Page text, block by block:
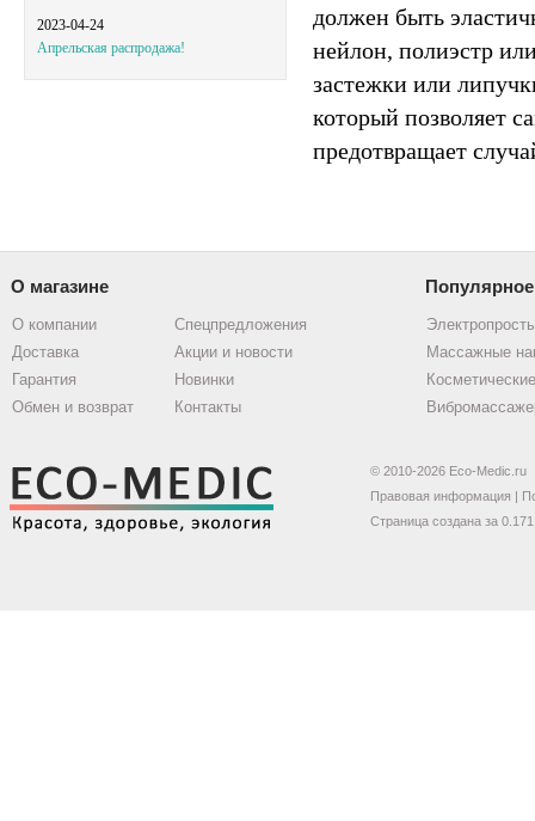
2023-04-24
Апрельская распродажа!
должен быть
нейлон, полиэстр
застежки или
который позволяет
предотвращает
О магазине Популярное
О компании
Доставка
Гарантия
Обмен и возврат
Спецпредложения
Акции и новости
Новинки
Контакты
Массажные
© 2010-2026 Eco-Medic.ru
Правовая информация |
Страница создана за